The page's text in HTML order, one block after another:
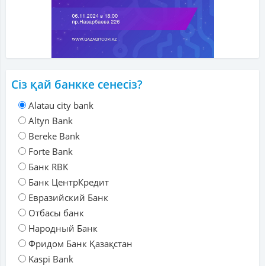
Сіз қай банкке сенесіз?
Alatau city bank
Altyn Bank
Bereke Bank
Forte Bank
Банк RBK
Банк ЦентрКредит
Евразийский Банк
Отбасы банк
Народный Банк
Фридом Банк Қазақстан
Kaspi Bank